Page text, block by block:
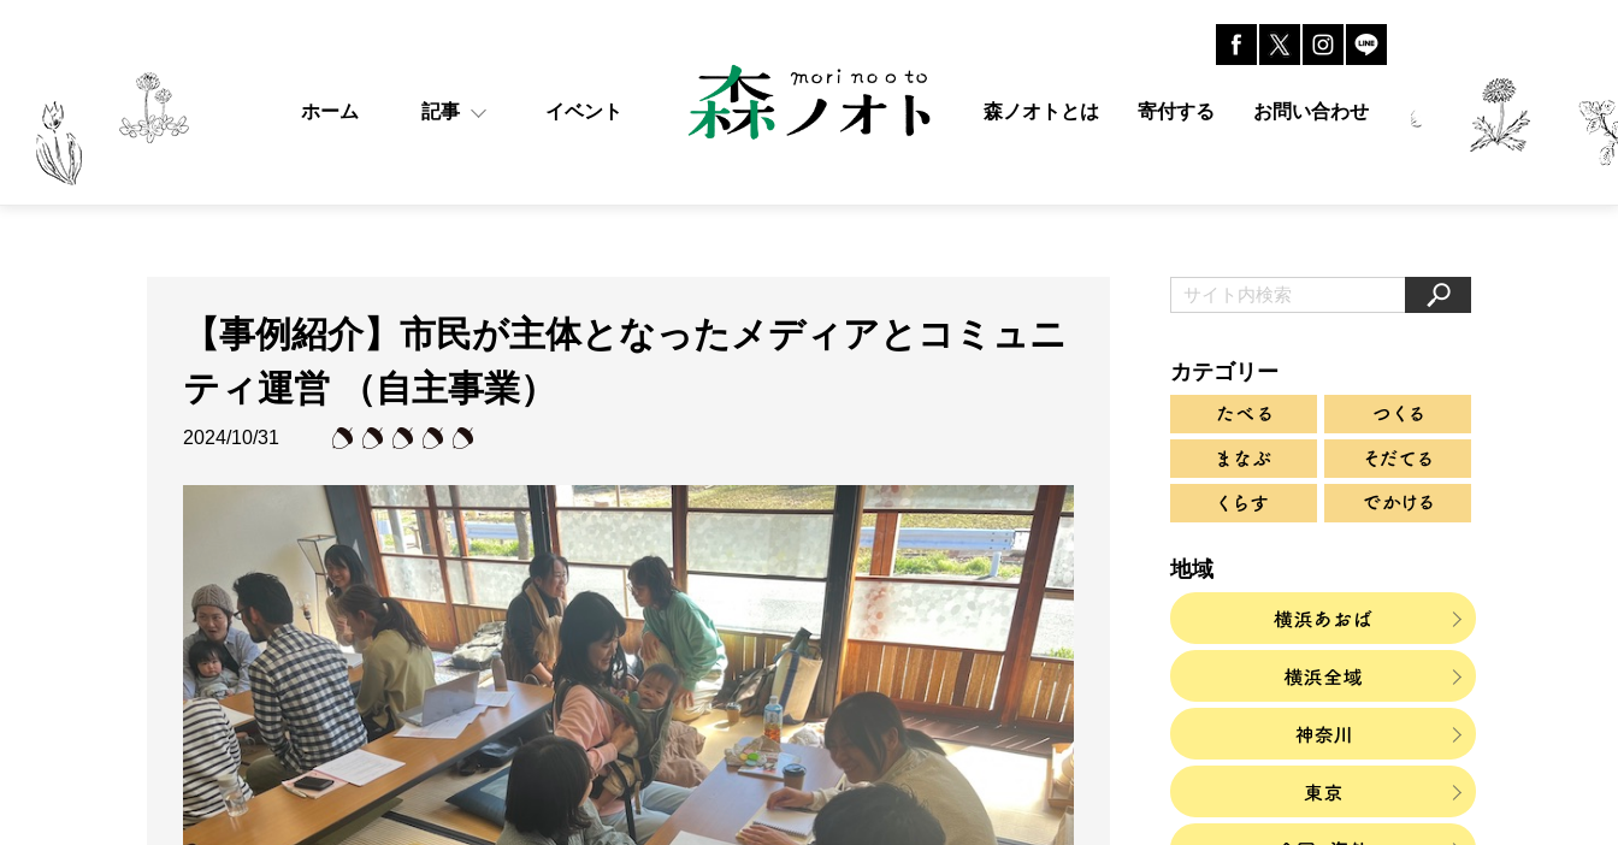
ホーム 記事 イベント 森ノオトとは 寄付する お問い合わせ
【事例紹介】市民が主体となったメディアとコミュニ
ティ運営 （自主事業）
2024/10/31
カテゴリー
地域